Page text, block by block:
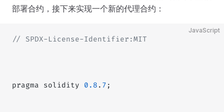
部署合约，接下来实现一个新的代理合约：
JavaScript
// SPDX-License-Identifier:MIT
pragma solidity 0.8 . 7 ;